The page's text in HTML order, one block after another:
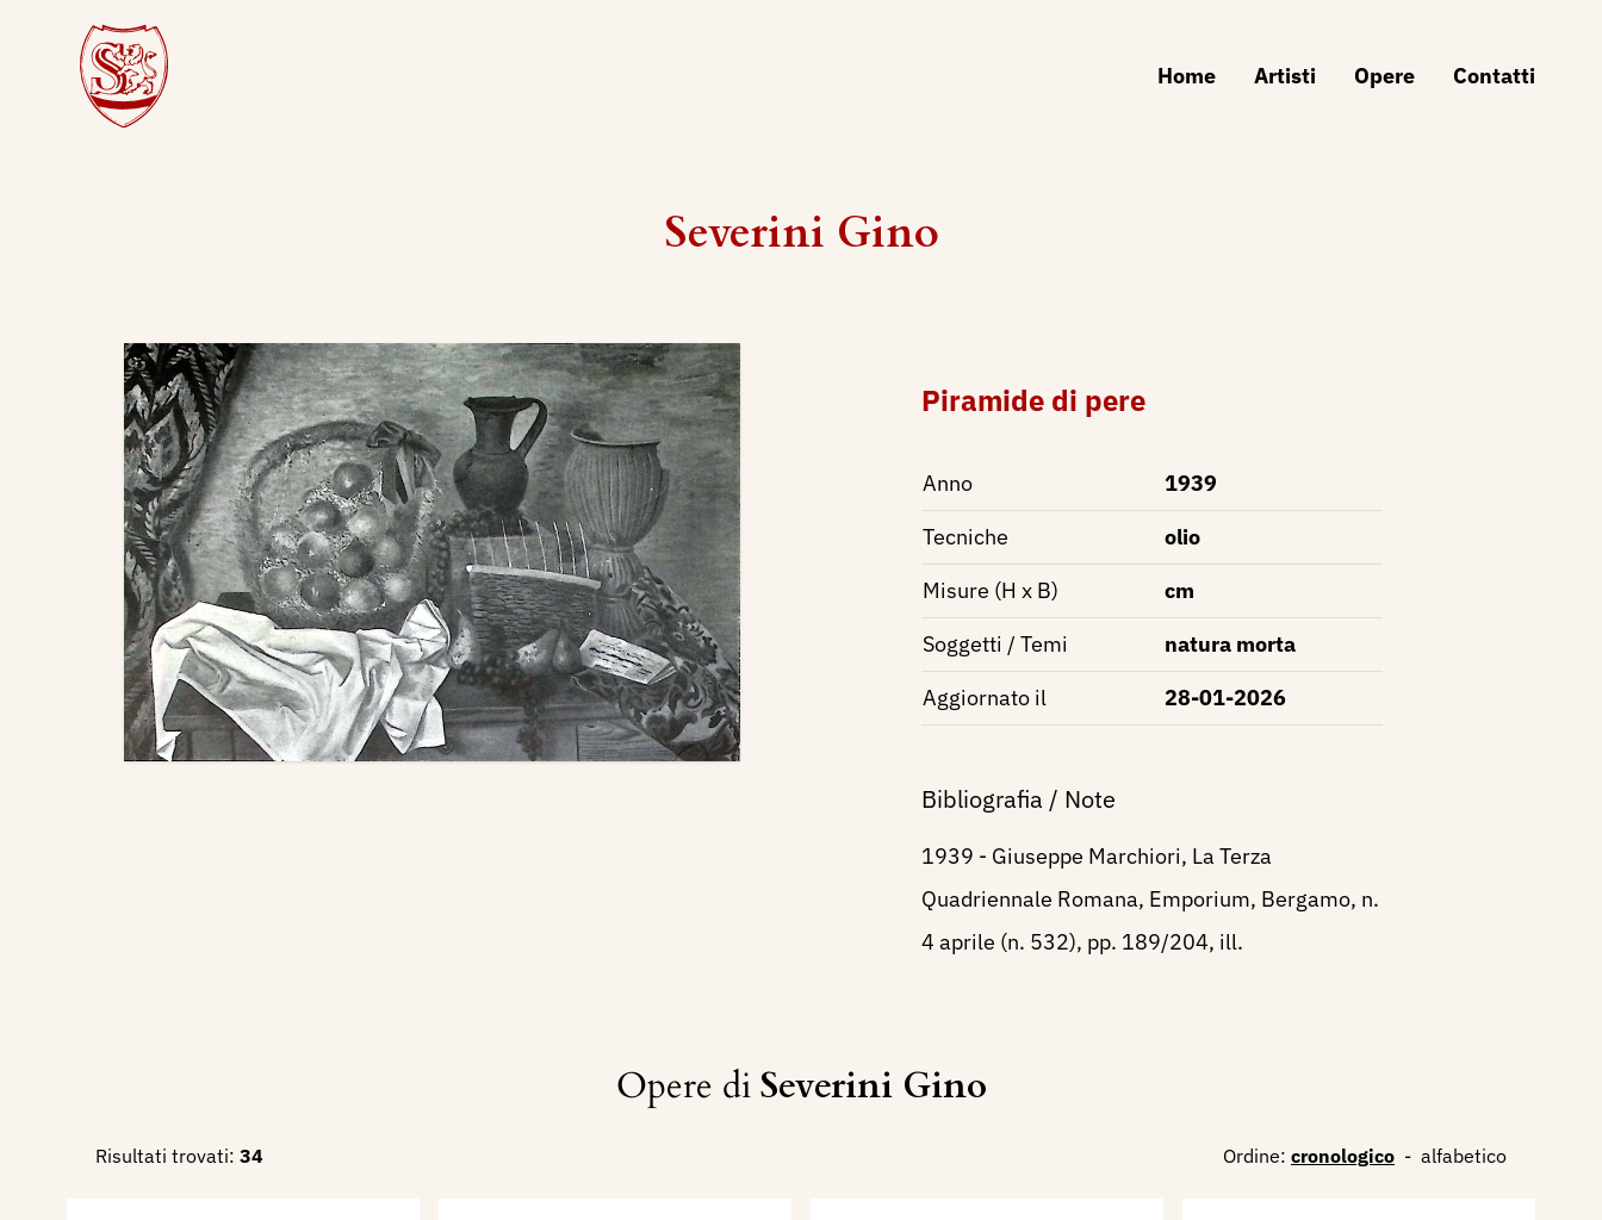
Home Artisti Opere Contatti
Severini Gino
Piramide di pere
Anno
1939
Tecniche
olio
Misure (H x B)
cm
Soggetti / Temi
natura morta
Aggiornato il
28-01-2026
Bibliografia / Note
1939 - Giuseppe Marchiori, La Terza
Quadriennale Romana, Emporium, Bergamo, n.
4 aprile (n. 532), pp. 189/204, ill.
Opere diSeverini Gino
Risultati trovati: 34 Ordine: cronologico - alfabetico